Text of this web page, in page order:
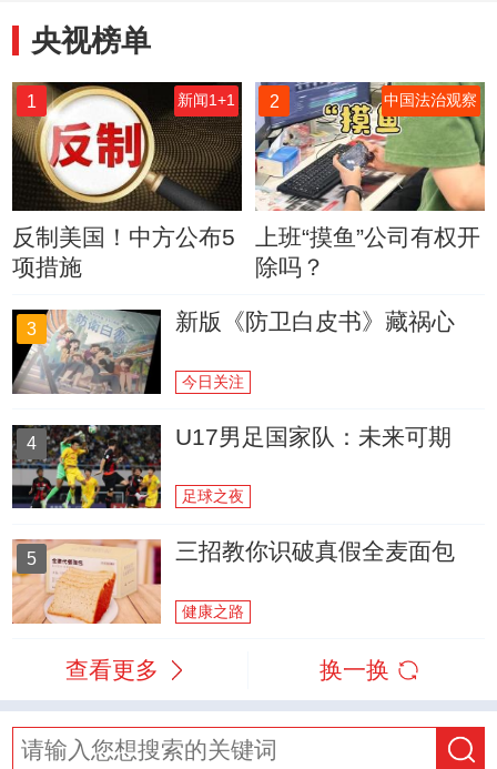
央视榜单
1 新闻1+1
反制美国！中方公布5
项措施
2 中国法治观察
上班“摸鱼”公司有权开
除吗？
3 新版《防卫白皮书》藏祸心
今日关注
4 U17男足国家队：未来可期
足球之夜
5 三招教你识破真假全麦面包
健康之路
查看更多 换一换